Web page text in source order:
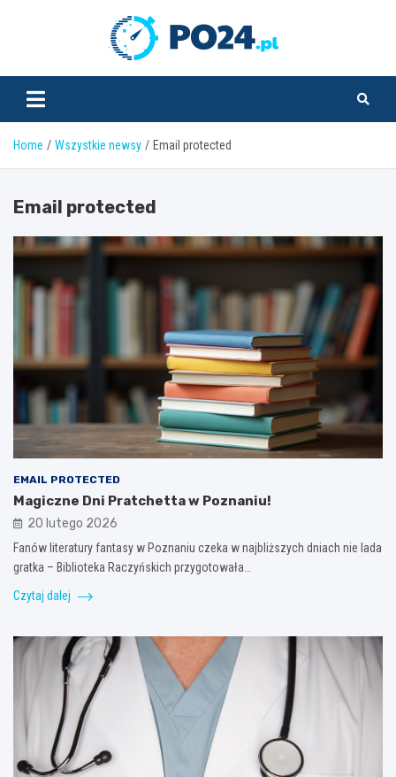
Home Wszystkie newsy Email protected
Email protected
EMAIL PROTECTED
Magiczne Dni Pratchetta w Poznaniu!
20 lutego 2026
Fanów literatury fantasy w Poznaniu czeka w najbliższych dniach nie lada
gratka – Biblioteka Raczyńskich przygotowała…
Czytaj dalej